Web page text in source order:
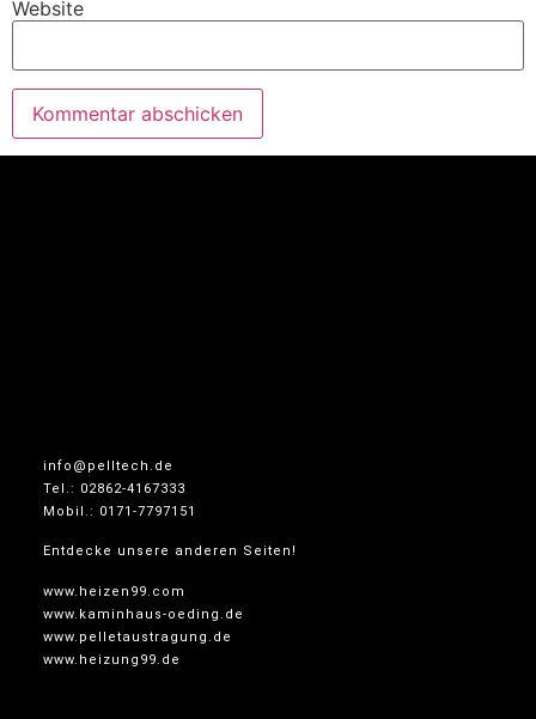
Website
info@pelltech.de
Tel.: 02862-4167333
Mobil.: 0171-7797151
Entdecke unsere anderen Seiten!
www.heizen99.com
www.kaminhaus-oeding.de
www.pelletaustragung.de
www.heizung99.de